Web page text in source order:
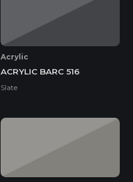
Acrylic
ACRYLIC BARC 516
Slate